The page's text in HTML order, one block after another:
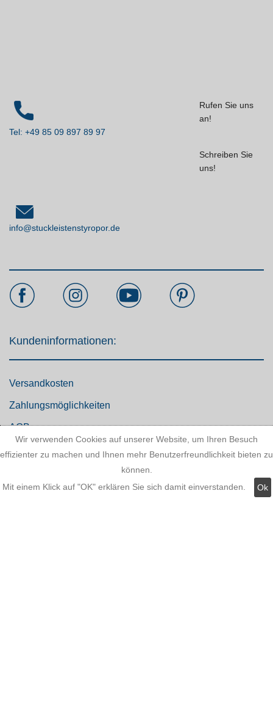
Rufen Sie uns
an!
Tel: +49 85 09 897 89 97
Schreiben Sie
uns!
info@stuckleistenstyropor.de
Kundeninformationen:
Versandkosten
Zahlungsmöglichkeiten
AGB
Widerrufsbelehrung
Hinweis zum Batteriegesetz
Kundeninformationen
Wir verwenden Cookies auf unserer Website, um Ihren Besuch
effizienter zu machen und Ihnen mehr Benutzerfreundlichkeit bieten zu
können.
Mit einem Klick auf "OK" erklären Sie sich damit einverstanden.
Ok